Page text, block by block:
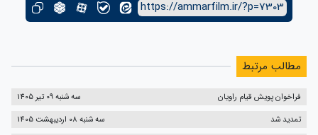
https://ammarfilm.ir/?p=7303
مطالب مرتبط
فراخوان پویش قیام راویان
سه شنبه 09 تیر 1405
تمدید شد
سه شنبه 08 اردیبهشت 1405